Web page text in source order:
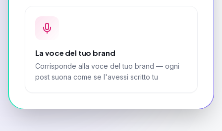
La voce del tuo brand
Corrisponde alla voce del tuo brand — ogni
post suona come se l'avessi scritto tu